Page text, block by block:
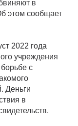
в
этом сообщает
2022 года
учреждения
с
Деньги
в